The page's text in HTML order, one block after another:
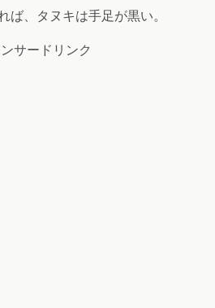
ば、タヌキは手足が黒い。
サードリンク